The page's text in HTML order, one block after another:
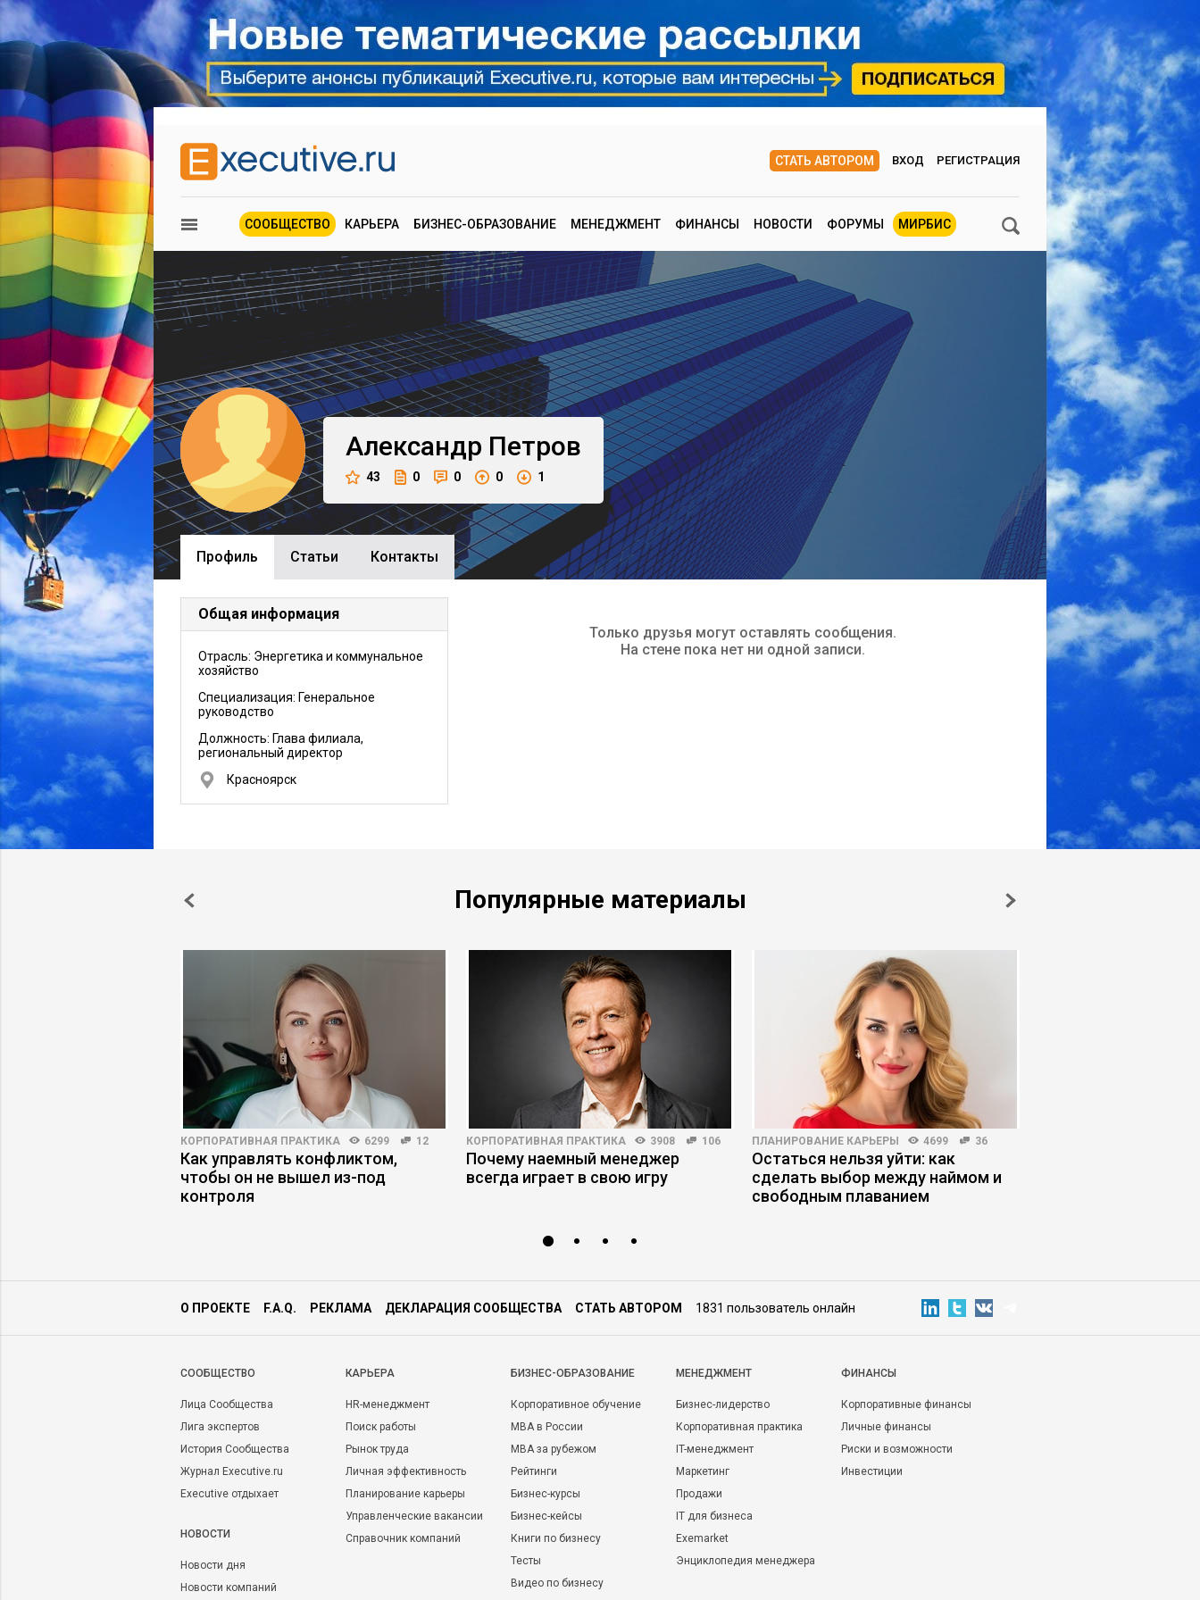
СТАТЬ АВТОРОМ ВХОД РЕГИСТРАЦИЯ
СООБЩЕСТВО КАРЬЕРА БИЗНЕС-ОБРАЗОВАНИЕ МЕНЕДЖМЕНТ ФИНАНСЫ НОВОСТИ ФОРУМЫ МИРБИС
Александр Петров
43 0 0 0 1
Профиль Cтатьи Контакты
Общая информация
Отрасль: Энергетика и коммунальное
хозяйство
Специализация: Генеральное
руководство
Должность: Глава филиала,
региональный директор
Красноярск
Только друзья могут оставлять сообщения.
На стене пока нет ни одной записи.
Популярные материалы
КОРПОРАТИВНАЯ ПРАКТИКА 6299 12
Как управлять конфликтом,
чтобы он не вышел из-под
контроля
КОРПОРАТИВНАЯ ПРАКТИКА 3908 106
Почему наемный менеджер
всегда играет в свою игру
ПЛАНИРОВАНИЕ КАРЬЕРЫ 4699 36
Остаться нельзя уйти: как
сделать выбор между наймом и
свободным плаванием
О ПРОЕКТЕ F.A.Q. РЕКЛАМА ДЕКЛАРАЦИЯ СООБЩЕСТВА СТАТЬ АВТОРОМ 1831 пользователь онлайн
CООБЩЕСТВО
Лица Сообщества
Лига экспертов
История Сообщества
Журнал Executive.ru
Executive отдыхает
НОВОСТИ
Новости дня
Новости компаний
КАРЬЕРА
HR-менеджмент
Поиск работы
Рынок труда
Личная эффективность
Планирование карьеры
Управленческие вакансии
Справочник компаний
БИЗНЕС-ОБРАЗОВАНИЕ
Корпоративное обучение
MBA в России
MBA за рубежом
Рейтинги
Бизнес-курсы
Бизнес-кейсы
Книги по бизнесу
Тесты
Видео по бизнесу
МЕНЕДЖМЕНТ
Бизнес-лидерство
Корпоративная практика
IT-менеджмент
Маркетинг
Продажи
IT для бизнеса
Exemarket
Энциклопедия менеджера
ФИНАНСЫ
Корпоративные финансы
Личные финансы
Риски и возможности
Инвестиции